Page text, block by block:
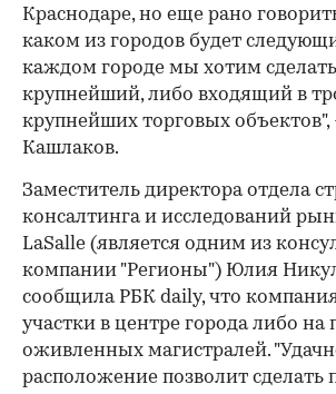
Краснодаре, но еще рано
каком из городов будет
каждом городе мы хотим
крупнейший, либо входящий в
крупнейших торговых объектов",
Кашлаков.
Заместитель директора отдела
консалтинга и исследований
LaSalle (является одним из
компании "Регионы") Юлия
сообщила РБК daily, что
участки в центре города либо на
оживленных магистралей.
расположение позволит сделать